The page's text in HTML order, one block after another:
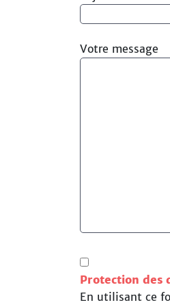
Votre message
Protection des
En utilisant ce